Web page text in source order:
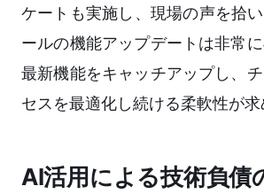
ケートも実施し、現場の声を拾
ールの機能アップデートは非常
最新機能をキャッチアップし、
セスを最適化し続ける柔軟性が求
AI活用による技術負債